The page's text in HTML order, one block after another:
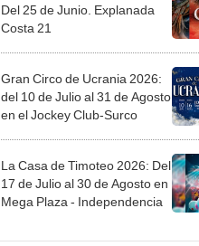
Del 25 de Junio. Explanada
Costa 21
Gran Circo de Ucrania 2026:
del 10 de Julio al 31 de Agosto
en el Jockey Club-Surco
La Casa de Timoteo 2026: Del
17 de Julio al 30 de Agosto en
Mega Plaza - Independencia